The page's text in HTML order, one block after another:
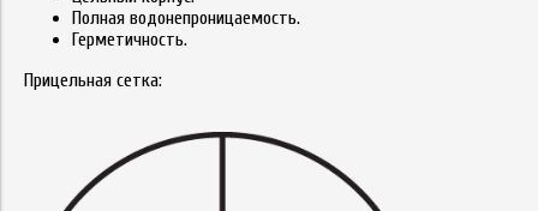
Полная водонепроницаемость.
Герметичность.
Прицельная сетка: